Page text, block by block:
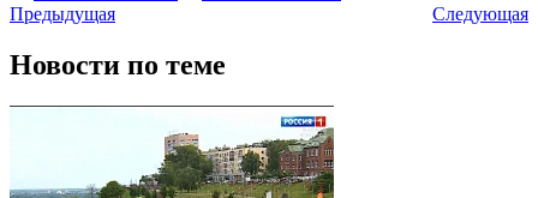
Предыдущая
Следующая
Новости по теме